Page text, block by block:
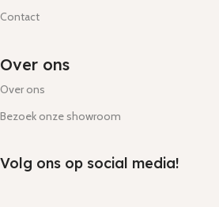
Contact
Over ons
Over ons
Bezoek onze showroom
Volg ons op social media!